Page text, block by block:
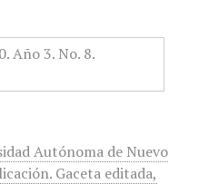
Autónoma de Nuevo
Gaceta editada,